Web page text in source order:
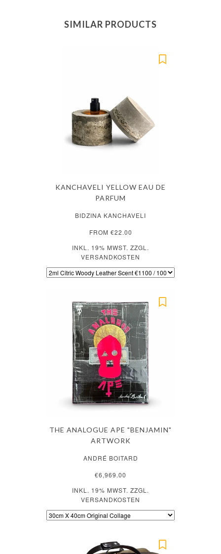
SIMILAR PRODUCTS
KANCHAVELI YELLOW EAU DE
PARFUM
BIDZINA KANCHAVELI
FROM €22.00
INKL. 19% MWST. ZZGL.
VERSANDKOSTEN
THE ANALOGUE APE "BENJAMIN"
ARTWORK
ANDRÉ BOITARD
€6,969.00
INKL. 19% MWST. ZZGL.
VERSANDKOSTEN